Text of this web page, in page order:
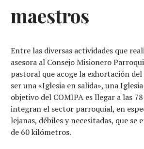
maestros
Entre las diversas actividades que
asesora al Consejo Misionero
pastoral que acoge la exhortación del
ser una «Iglesia en salida», una
objetivo del COMIPA es llegar a las
integran el sector parroquial, en
lejanas, débiles y necesitadas, que se
de 60 kilómetros.